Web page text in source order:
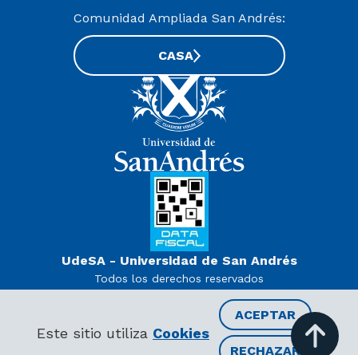
Este sitio utiliza Cookies
ACEPTAR
RECHAZAR
UdeSA - Universidad de San Andrés
Todos los derechos reservados
Decreto PEN 978/07
Comunidad Ampliada San Andrés:
CASA